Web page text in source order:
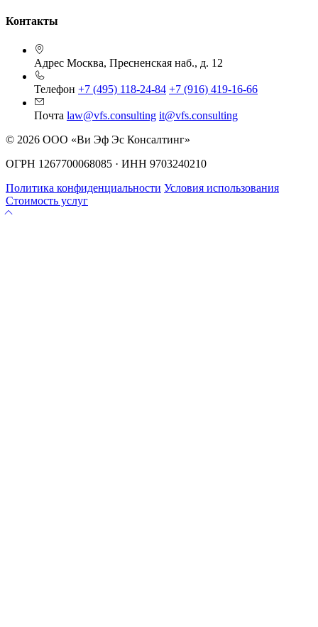
Контакты
Адрес Москва, Пресненская наб., д. 12
Телефон +7 (495) 118-24-84 +7 (916) 419-16-66
Почта law@vfs.consulting it@vfs.consulting
© 2026 ООО «Ви Эф Эс Консалтинг»
ОГРН 1267700068085 · ИНН 9703240210
Политика конфиденциальности Условия использования
Стоимость услуг